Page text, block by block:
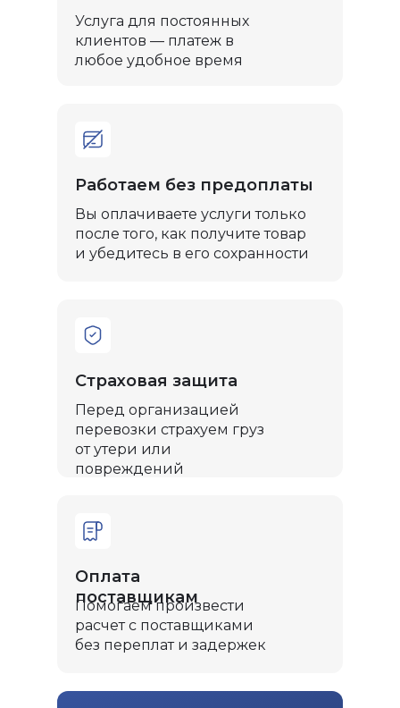
Перед организацией
перевозки страхуем груз
от утери или
повреждений
Услуга для постоянных
клиентов — платеж в
любое удобное время
Помогаем произвести
расчет с поставщиками
без переплат и задержек
Вы оплачиваете услуги только
после того, как получите товар
и убедитесь в его сохранности
Работаем без предоплаты
Оплата
поставщикам
Страховая защита